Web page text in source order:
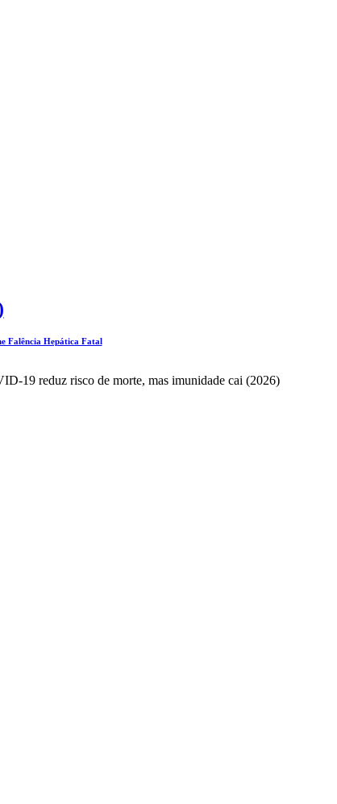
Falência Hepática Fatal
19 reduz risco de morte, mas imunidade cai (2026)